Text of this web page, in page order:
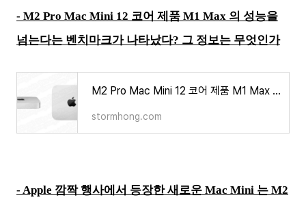
- M2 Pro Mac Mini 12 코어 제품 M1 Max 의 성능을
넘는다는 벤치마크가 나타났다? 그 정보는 무엇인가
M2 Pro Mac Mini 12 코어 제품 M1 Max 의 성능을 넘는다는 벤치마크가 나타났다? 그 정보는 무엇인가
stormhong.com
- Apple 깜짝 행사에서 등장한 새로운 Mac Mini 는 M2